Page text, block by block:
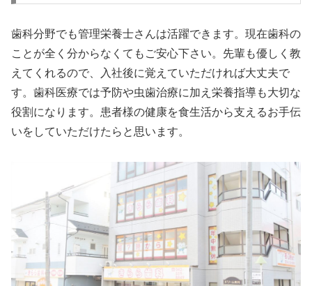
歯科分野でも管理栄養士さんは活躍できます。現在歯科の
ことが全く分からなくてもご安心下さい。先輩も優しく教
えてくれるので、入社後に覚えていただければ大丈夫で
す。歯科医療では予防や虫歯治療に加え栄養指導も大切な
役割になります。患者様の健康を食生活から支えるお手伝
いをしていただけたらと思います。